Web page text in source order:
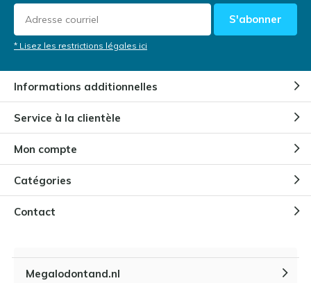
S'abonner
* Lisez les restrictions légales ici
Informations additionnelles
Service à la clientèle
Mon compte
Catégories
Contact
Megalodontand.nl